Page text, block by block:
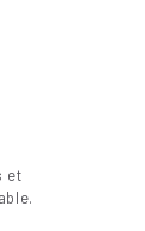
et